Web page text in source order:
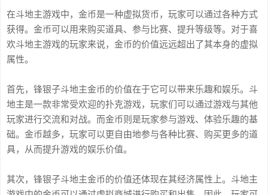
在斗地主游戏中，金币是一种虚拟货币，玩家可以通过各种方式
获得。金币可以用来购买道具、参与比赛、提升等级等。对于喜
欢斗地主游戏的玩家来说，金币的价值远远超出了其本身的虚拟
属性。
首先，锋银子斗地主金币的价值在于它可以带来乐趣和娱乐。斗
地主是一款非常受欢迎的扑克游戏，玩家们可以通过游戏与其他
玩家进行交流和对战。而金币则是玩家参与游戏、体验乐趣的基
础。金币越多，玩家可以更自由地参与各种比赛、购买更多的道
具，从而提升游戏的娱乐价值。
其次，锋银子斗地主金币的价值还体现在其经济属性上。斗地主